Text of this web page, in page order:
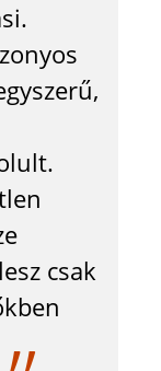
csak